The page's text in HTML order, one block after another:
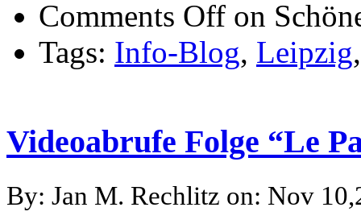
Comments Off on
Tags: Info-Blog, Leipzig
Videoabrufe Folge “Le
By: Jan M. Rechlitz on: Nov